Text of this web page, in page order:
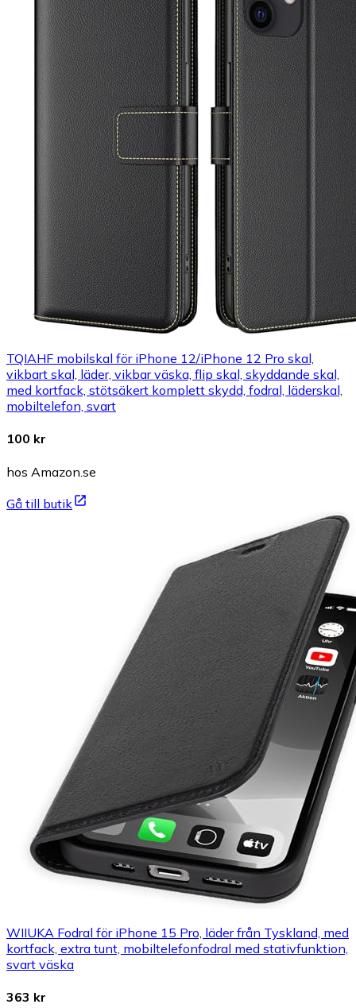
TQIAHF mobilskal för iPhone 12/iPhone 12 Pro skal,
vikbart skal, läder, vikbar väska, flip skal, skyddande skal,
med kortfack, stötsäkert komplett skydd, fodral, läderskal,
mobiltelefon, svart
100 kr
hos Amazon.se
Gå till butik
WIIUKA Fodral för iPhone 15 Pro, läder från Tyskland, med
kortfack, extra tunt, mobiltelefonfodral med stativfunktion,
svart väska
363 kr